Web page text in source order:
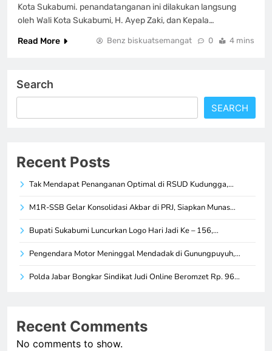
Kota Sukabumi. penandatanganan ini dilakukan langsung
oleh Wali Kota Sukabumi, H. Ayep Zaki, dan Kepala…
Read More
Benz biskuatsemangat 0 4 mins
Search
SEARCH
Recent Posts
Tak Mendapat Penanganan Optimal di RSUD Kudungga,…
M1R-SSB Gelar Konsolidasi Akbar di PRJ, Siapkan Munas…
Bupati Sukabumi Luncurkan Logo Hari Jadi Ke – 156,…
Pengendara Motor Meninggal Mendadak di Gunungpuyuh,…
Polda Jabar Bongkar Sindikat Judi Online Beromzet Rp. 96…
Recent Comments
No comments to show.